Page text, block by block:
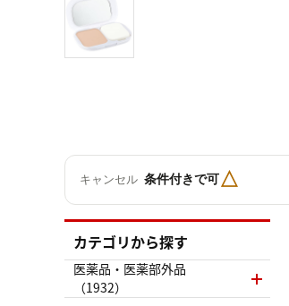
キャンセル 条件付きで可△
カテゴリから探す
医薬品・医薬部外品
（1932）